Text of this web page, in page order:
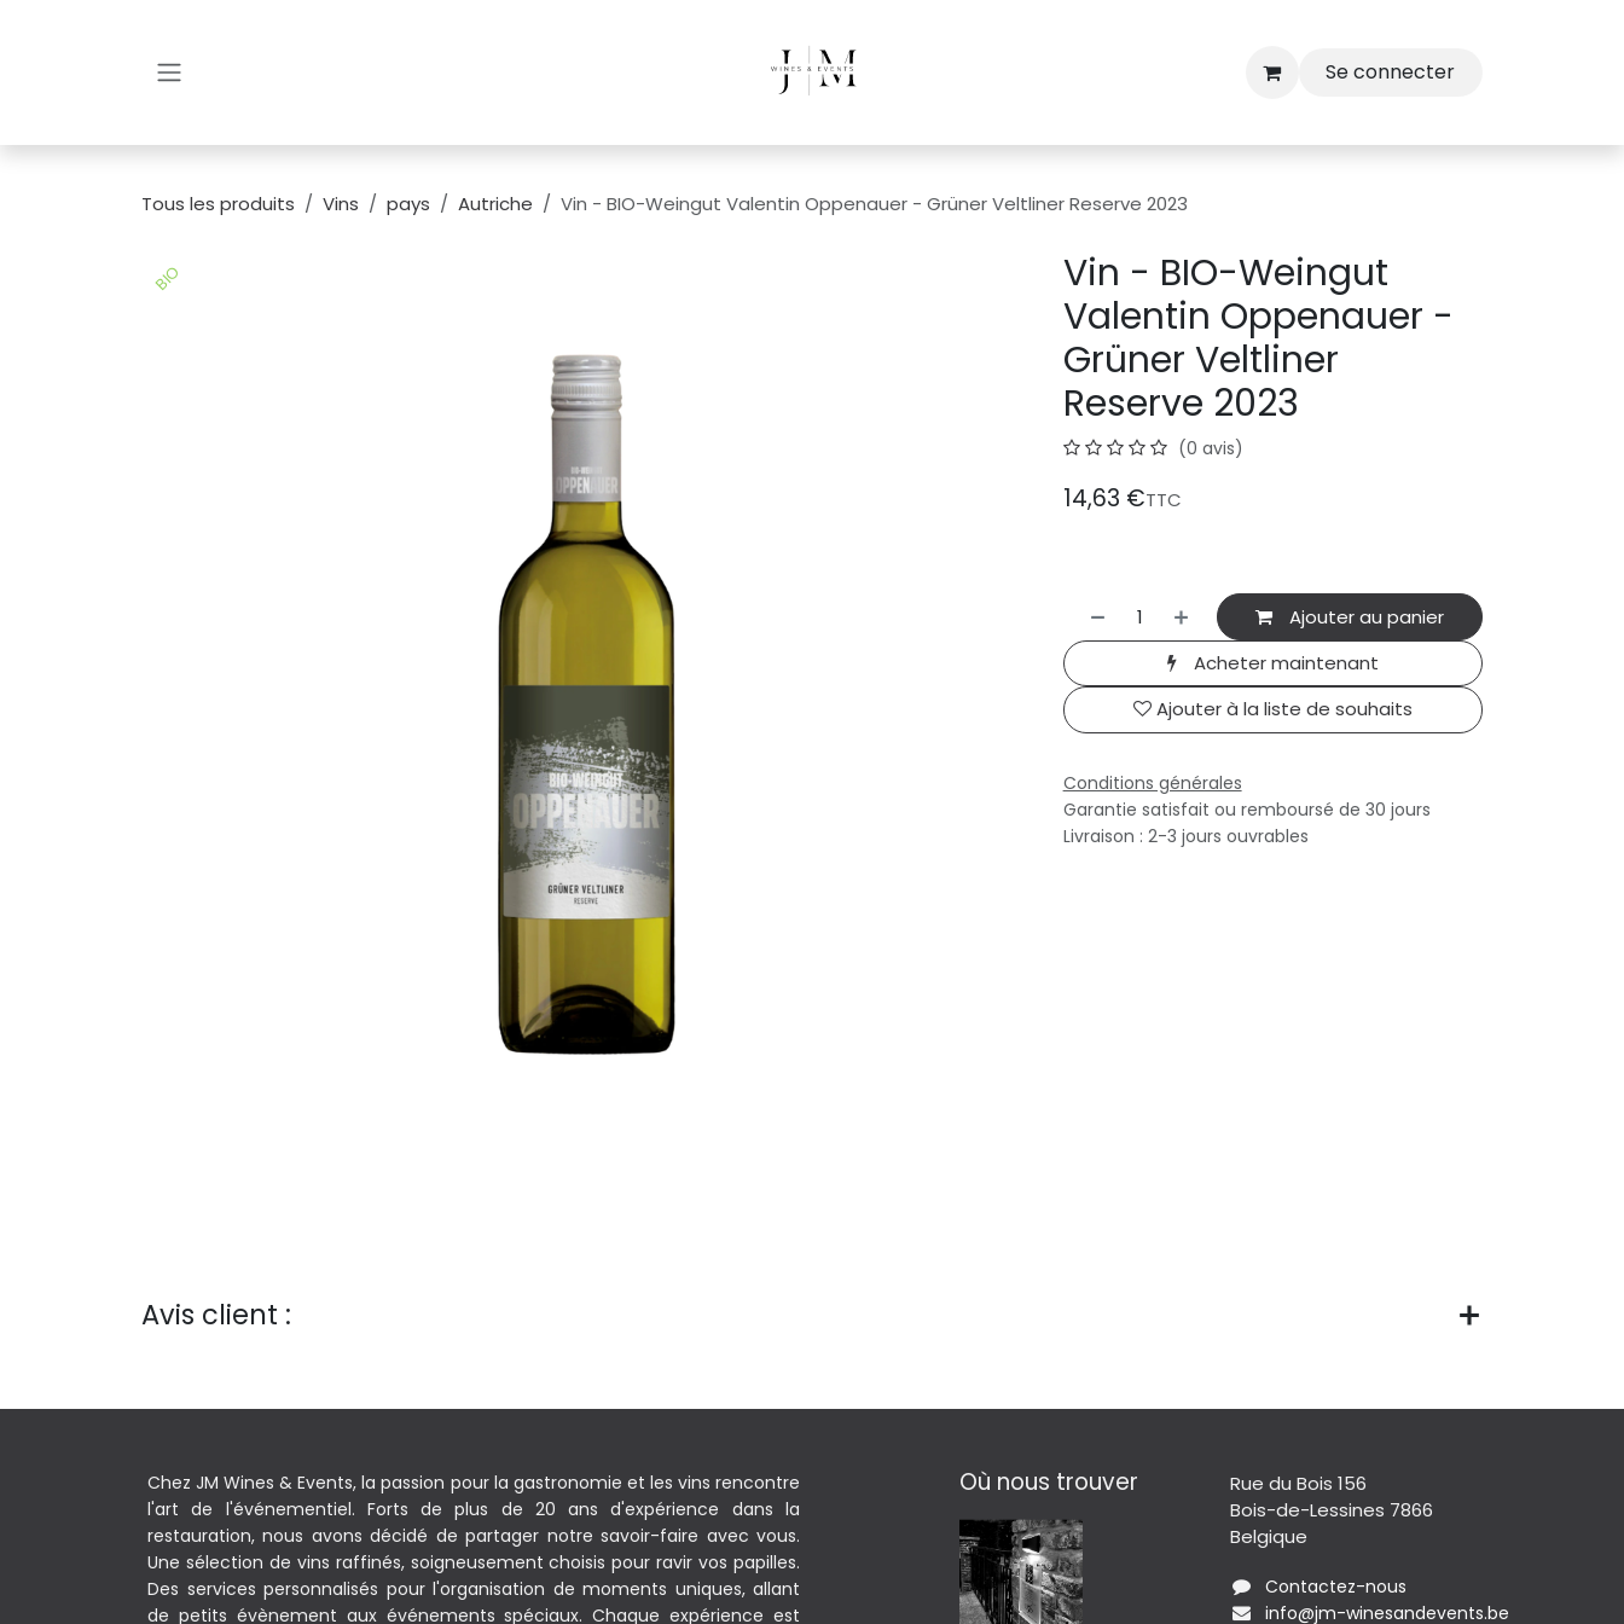
Se connecter
Tous les produits Vins pays Autriche Vin - BIO-Weingut Valentin Oppenauer - Grüner Veltliner Reserve 2023
BIO
Vin - BIO-Weingut
Valentin Oppenauer -
Grüner Veltliner
Reserve 2023
(0 avis)
14,63 €TTC
Ajouter au panier
Acheter maintenant
Ajouter à la liste de souhaits
Conditions générales
Garantie satisfait ou remboursé de 30 jours
Livraison : 2-3 jours ouvrables
Avis client :
Rue du Bois 156
Bois-de-Lessines 7866
Belgique
Contactez-nous
info@jm-winesandevents.be
Où nous trouver
Chez JM Wines & Events, la passion pour la gastronomie et les vins rencontre
l'art de l'événementiel. Forts de plus de 20 ans d'expérience dans la
restauration, nous avons décidé de partager notre savoir-faire avec vous.
Une sélection de vins raffinés, soigneusement choisis pour ravir vos papilles.
Des services personnalisés pour l'organisation de moments uniques, allant
de petits évènement aux événements spéciaux. Chaque expérience est